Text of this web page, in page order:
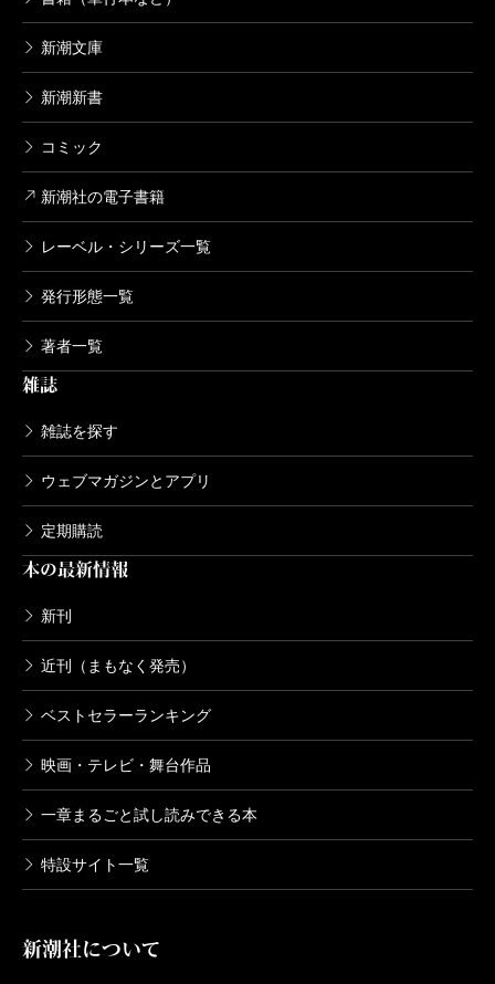
新潮文庫
新潮新書
コミック
新潮社の電子書籍
レーベル・シリーズ一覧
発行形態一覧
著者一覧
雑誌
雑誌を探す
ウェブマガジンとアプリ
定期購読
本の最新情報
新刊
近刊（まもなく発売）
ベストセラーランキング
映画・テレビ・舞台作品
一章まるごと試し読みできる本
特設サイト一覧
新潮社について